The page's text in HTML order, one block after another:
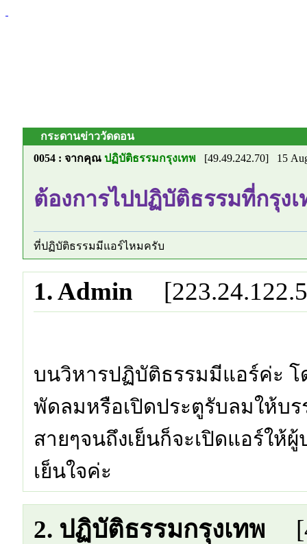
กระดานข่าววัดดอน
0054 : จากคุณ ปฏิบัติธรรมกรุงเทพ [49.49.242.70] 15
ต้องการไปปฏิบัติธรรมที่กรุงเ
ที่ปฏิบัติธรรมมีแอร์ไหมครับ
1. Admin
บนวิหารปฏิบัติธรรมมีแอร์ค่ะ โ
พัดลมหรือเปิดประตูรับลมให้บร
สายๆจนถึงเย็นก็จะเปิดแอร์ให้
เย็นใจค่ะ
2. ปฏิบัติธรรมกรุงเทพ